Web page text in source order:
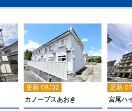
更新 08/02
2
カノープスあおき
更新
宮尾ハ